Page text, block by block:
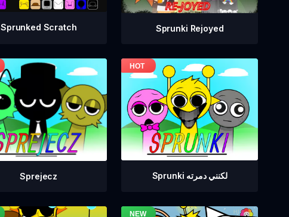
Sprunked Scratch Sprunki Rejoyed
Sprejecz Sprunki لكنني دمرته